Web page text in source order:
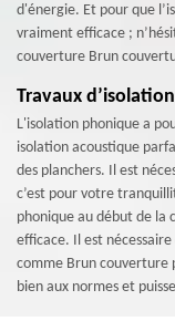
d'énergie. Et pour que
vraiment efficace ;
couverture Brun
Travaux
L'isolation phonique a
isolation acoustique
des planchers. Il est
c’est pour votre
phonique au début de la
efficace. Il est
comme Brun couverture
bien aux normes et